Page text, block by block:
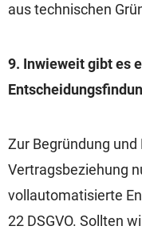
aus technischen
9. Inwieweit gibt es
Zur Begründung
Vertragsbeziehung
vollautomatisierte
22 DSGVO. Sollten